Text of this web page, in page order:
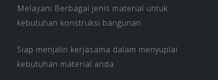
Melayani Berbagai jenis material untuk
kebutuhan konstruksi bangunan.
Siap menjalin kerjasama dalam menyuplai
kebutuhan material anda.